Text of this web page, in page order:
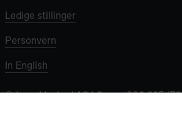
Ledige stillinger
Personvern
In English
©Lyse Marked AS| Org nr 980 335 178